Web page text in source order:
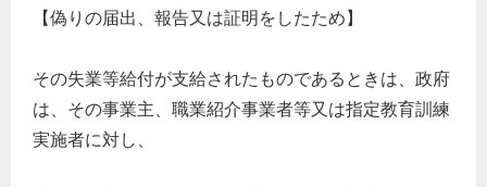
【偽りの届出、報告又は証明をしたため】
その失業等給付が支給されたものであるときは、政府
は、その事業主、職業紹介事業者等又は指定教育訓練
実施者に対し、